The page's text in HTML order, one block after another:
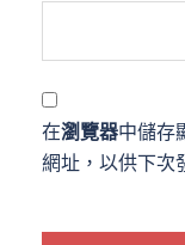
在瀏覽器中儲存
網址，以供下次